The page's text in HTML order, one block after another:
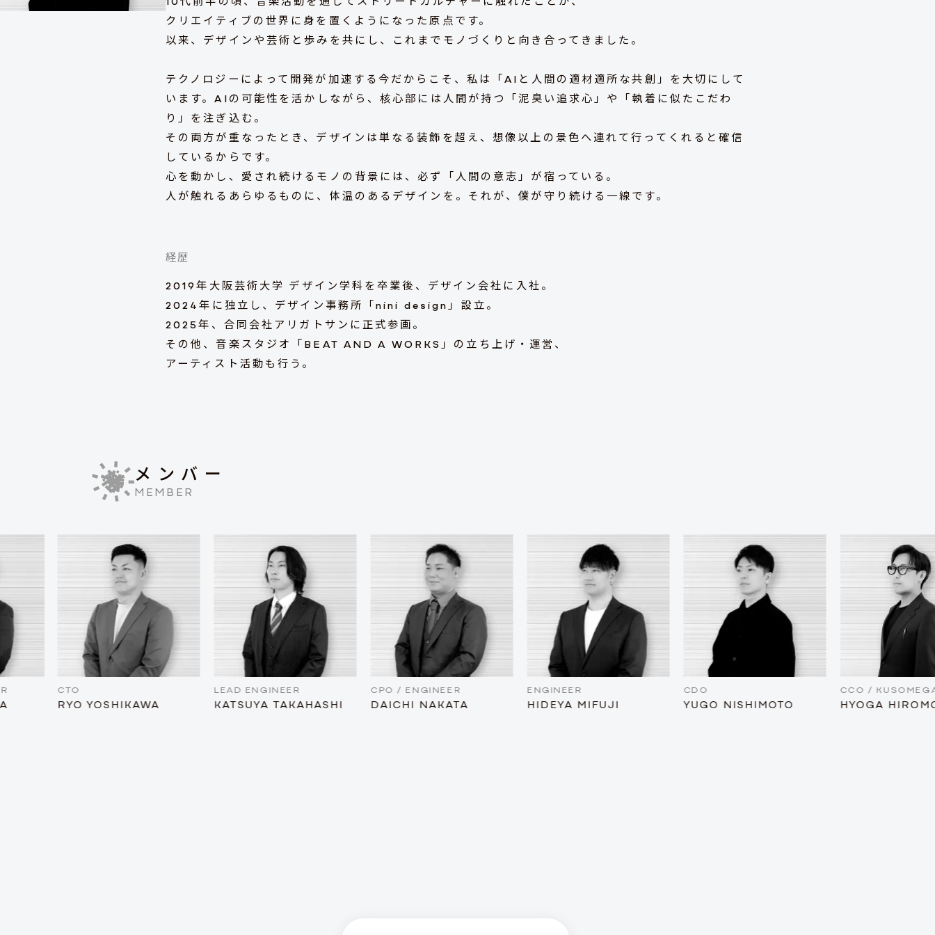
クリエイティブの世界に身を置くようになった原点です。
以来、デザインや芸術と歩みを共にし、これまでモノづくりと向き合ってきました。
テクノロジーによって開発が加速する今だからこそ、私は「AIと人間の適材適所な共創」を大切にして
います。AIの可能性を活かしながら、核心部には人間が持つ「泥臭い追求心」や「執着に似たこだわ
り」を注ぎ込む。
その両方が重なったとき、デザインは単なる装飾を超え、想像以上の景色へ連れて行ってくれると確信
しているからです。
心を動かし、愛され続けるモノの背景には、必ず「人間の意志」が宿っている。
人が触れるあらゆるものに、体温のあるデザインを。それが、僕が守り続ける一線です。
経歴
2019年大阪芸術大学 デザイン学科を卒業後、デザイン会社に入社。
2024年に独立し、デザイン事務所「nini design」設立。
2025年、合同会社アリガトサンに正式参画。
その他、音楽スタジオ「BEAT AND A WORKS」の立ち上げ・運営、
アーティスト活動も行う。
メンバー
MEMBER
RYO YOSHIKAWA
LEAD ENGINEER
KATSUYA TAKAHASHI
CPO / ENGINEER
DAICHI NAKATA
ENGINEER
HIDEYA MIFUJI YUGO NISHIMOTO
CCO / KUSOMEGANE
HYOGA HIROMORI